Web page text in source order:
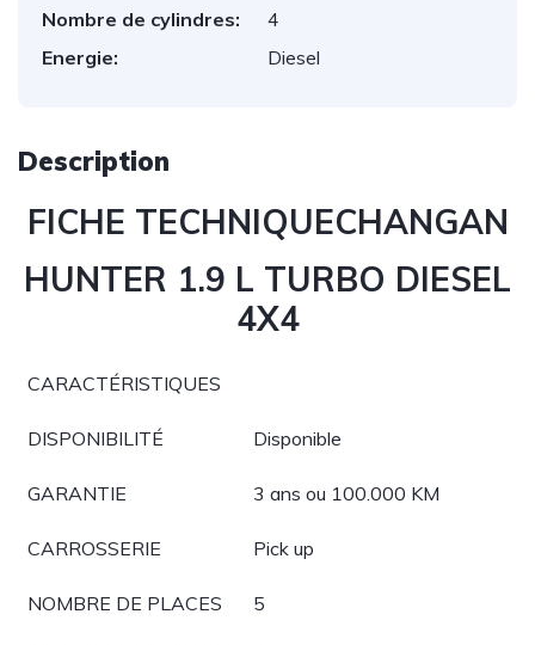
Nombre de cylindres:
4
Energie:
Diesel
Description
FICHE TECHNIQUECHANGAN
HUNTER 1.9 L TURBO DIESEL
4X4
CARACTÉRISTIQUES
DISPONIBILITÉ Disponible
GARANTIE 3 ans ou 100.000 KM
CARROSSERIE Pick up
NOMBRE DE PLACES 5